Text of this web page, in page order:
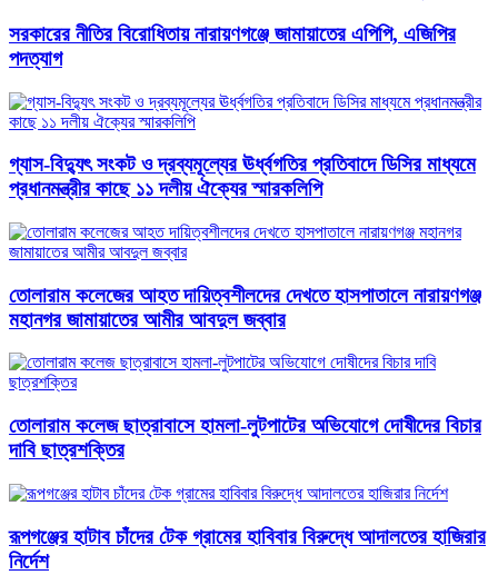
সরকারের নীতির বিরোধিতায় নারায়ণগঞ্জে জামায়াতের এপিপি, এজিপির
পদত্যাগ
গ্যাস-বিদ্যুৎ সংকট ও দ্রব্যমূল্যের ঊর্ধ্বগতির প্রতিবাদে ডিসির মাধ্যমে
প্রধানমন্ত্রীর কাছে ১১ দলীয় ঐক্যের স্মারকলিপি
তোলারাম কলেজের আহত দায়িত্বশীলদের দেখতে হাসপাতালে নারায়ণগঞ্জ
মহানগর জামায়াতের আমীর আবদুল জব্বার
তোলারাম কলেজ ছাত্রাবাসে হামলা-লুটপাটের অভিযোগে দোষীদের বিচার
দাবি ছাত্রশক্তির
রূপগঞ্জের হাটাব চাঁদের টেক গ্রামের হাবিবার বিরুদ্ধে আদালতের হাজিরার
নির্দেশ